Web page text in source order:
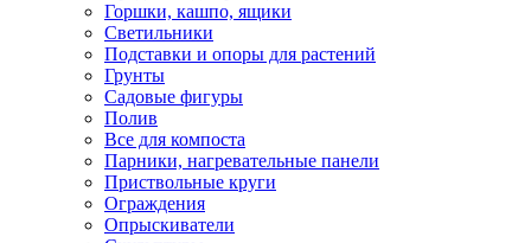
Горшки, кашпо, ящики
Светильники
Подставки и опоры для растений
Грунты
Садовые фигуры
Полив
Все для компоста
Парники, нагревательные панели
Приствольные круги
Ограждения
Опрыскиватели